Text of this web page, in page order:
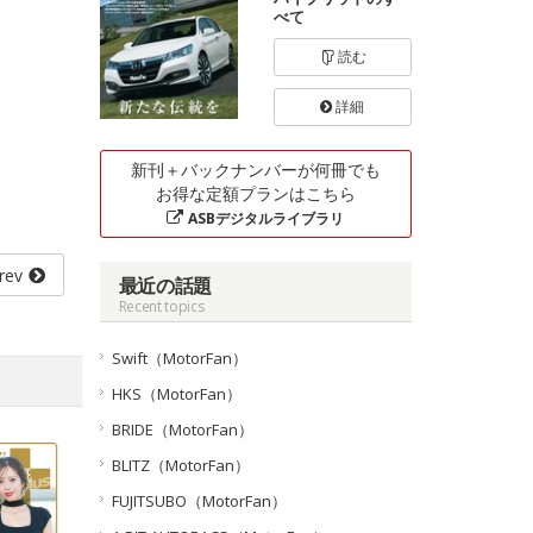
べて
読む
詳細
新刊＋バックナンバーが何冊でも
お得な定額プランはこちら
ASBデジタルライブラリ
最近の話題
Recent topics
Swift（MotorFan）
HKS（MotorFan）
BRIDE（MotorFan）
BLITZ（MotorFan）
FUJITSUBO（MotorFan）